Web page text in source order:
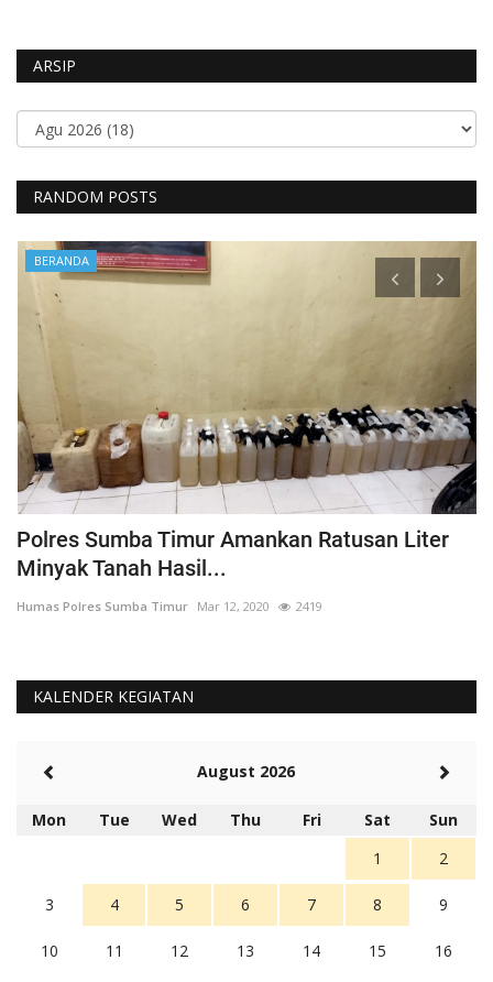
ARSIP
RANDOM POSTS
BERANDA
Polres Sumba Timur Amankan Ratusan Liter
Minyak Tanah Hasil...
Humas Polres Sumba Timur Mar 12, 2020 2419
KALENDER KEGIATAN
August 2026
Mon Tue Wed Thu Fri Sat
Sun
1
2
3 4 5 6 7 8 9
10 11 12 13 14 15 16